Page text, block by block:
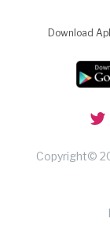
Download
Copyright©